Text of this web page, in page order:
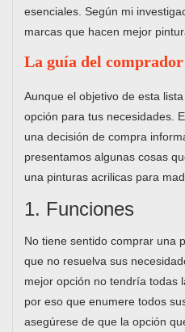
esenciales. Según mi
marcas que hacen mejor
La guía del comprador
Aunque el objetivo de esta
opción para tus necesidades.
una decisión de compra
presentamos algunas cosas
una pinturas acrilicas para
1. Funciones
No tiene sentido comprar una
que no resuelva sus
mejor opción no tendría todas
por eso que enumere todos
asegúrese de que la opción